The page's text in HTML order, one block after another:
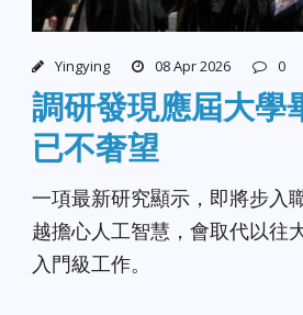
Yingying 08 Apr 2026 0
調研發現應屆大學
已不奢望
一項最新研究顯示，即將步入
越擔心人工智慧，會取代以往
入門級工作。